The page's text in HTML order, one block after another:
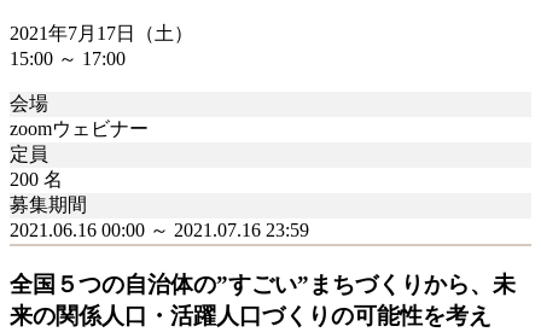
2021年7月17日（土）
15:00 ～ 17:00
会場
zoomウェビナー
定員
200 名
募集期間
2021.06.16 00:00 ～ 2021.07.16 23:59
全国５つの自治体の”すごい”まちづくりから、未
来の関係人口・活躍人口づくりの可能性を考え